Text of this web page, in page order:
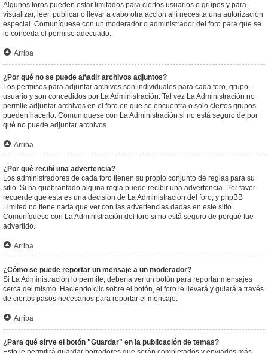
Algunos foros pueden estar limitados para ciertos usuarios o grupos y para
visualizar, leer, publicar o llevar a cabo otra acción allí necesita una autorización
especial. Comuníquese con un moderador o administrador del foro para que se
le conceda el permiso adecuado.
Arriba
¿Por qué no se puede añadir archivos adjuntos?
Los permisos para adjuntar archivos son individuales para cada foro, grupo,
usuario y son concedidos por La Administración. Tal vez La Administración no
permite adjuntar archivos en el foro en que se encuentra o solo ciertos grupos
pueden hacerlo. Comuníquese con La Administración si no está seguro de por
qué no puede adjuntar archivos.
Arriba
¿Por qué recibí una advertencia?
Los administradores de cada foro tienen su propio conjunto de reglas para su
sitio. Si ha quebrantado alguna regla puede recibir una advertencia. Por favor
recuerde que esta es una decisión de La Administración del foro, y phpBB
Limited no tiene nada que ver con las advertencias dadas en este sitio.
Comuníquese con La Administración del foro si no está seguro de porqué fue
advertido.
Arriba
¿Cómo se puede reportar un mensaje a un moderador?
Si La Administración lo permite, debería ver un botón para reportar mensajes
cerca del mismo. Haciendo clic sobre el botón, el foro le llevará y guiará a través
de ciertos pasos necesarios para reportar el mensaje.
Arriba
¿Para qué sirve el botón "Guardar" en la publicación de temas?